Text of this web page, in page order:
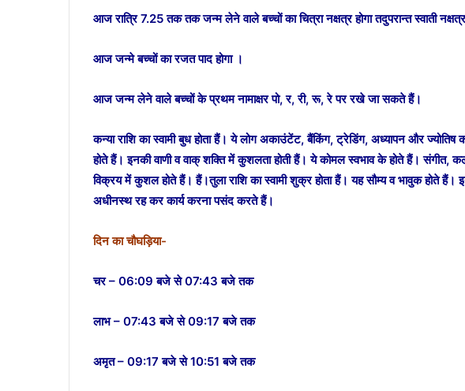
आज रात्रि 7.25 तक तक जन्म लेने वाले बच्चों का चित्रा नक्षत्र होगा तदुपरान्त स्वाती
आज जन्मे बच्चों का रजत पाद होगा ।
आज जन्म लेने वाले बच्चों के प्रथम नामाक्षर पो, र, री, रू, रे पर रखे जा सकते हैं।
कन्या राशि का स्वामी बुध होता हैं। ये लोग अकाउंटेंट, बैंकिंग, ट्रेडिंग, अध्यापन और
होते हैं। इनकी वाणी व वाक् शक्ति में कुशलता होती हैं। ये कोमल स्वभाव के होते हैं। संगीत,
विक्रय में कुशल होते हैं। हैं।तुला राशि का स्वामी शुक्र होता हैं। यह सौम्य व भावुक होते
अधीनस्थ रह कर कार्य करना पसंद करते हैं।
दिन का चौघड़िया-
चर – 06:09 बजे से 07:43 बजे तक
लाभ – 07:43 बजे से 09:17 बजे तक
अमृत – 09:17 बजे से 10:51 बजे तक